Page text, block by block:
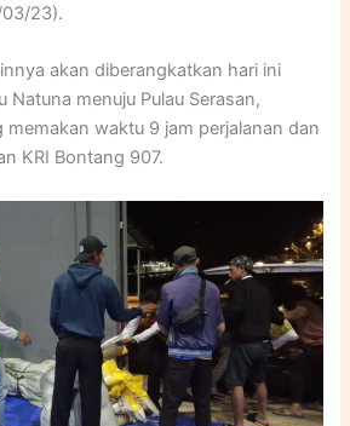
03/23).
akan diberangkatkan hari ini
Natuna menuju Pulau Serasan,
memakan waktu 9 jam perjalanan dan
KRI Bontang 907.